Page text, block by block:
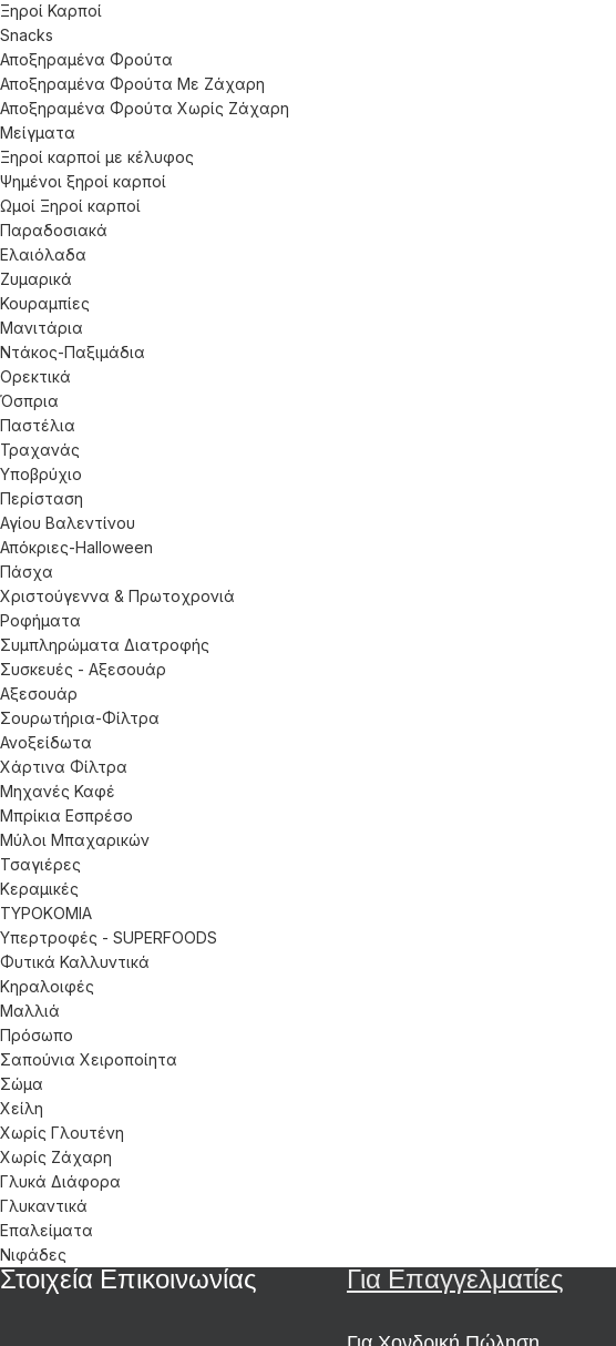
Ξηροί Καρποί
Snacks
Αποξηραμένα Φρούτα
Αποξηραμένα Φρούτα Με Ζάχαρη
Αποξηραμένα Φρούτα Χωρίς Ζάχαρη
Μείγματα
Ξηροί καρποί με κέλυφος
Ψημένοι ξηροί καρποί
Ωμοί Ξηροί καρποί
Παραδοσιακά
Ελαιόλαδα
Ζυμαρικά
Κουραμπίες
Μανιτάρια
Ντάκος-Παξιμάδια
Ορεκτικά
Όσπρια
Παστέλια
Τραχανάς
Υποβρύχιο
Περίσταση
Αγίου Βαλεντίνου
Απόκριες-Halloween
Πάσχα
Χριστούγεννα & Πρωτοχρονιά
Ροφήματα
Συμπληρώματα Διατροφής
Συσκευές - Αξεσουάρ
Αξεσουάρ
Σουρωτήρια-Φίλτρα
Ανοξείδωτα
Χάρτινα Φίλτρα
Μηχανές Καφέ
Μπρίκια Εσπρέσο
Μύλοι Μπαχαρικών
Τσαγιέρες
Κεραμικές
ΤΥΡΟΚΟΜΙΑ
Υπερτροφές - SUPERFOODS
Φυτικά Καλλυντικά
Κηραλοιφές
Μαλλιά
Πρόσωπο
Σαπούνια Χειροποίητα
Σώμα
Χείλη
Χωρίς Γλουτένη
Χωρίς Ζάχαρη
Γλυκά Διάφορα
Γλυκαντικά
Επαλείματα
Νιφάδες
Στοιχεία Επικοινωνίας Για Επαγγελματίες